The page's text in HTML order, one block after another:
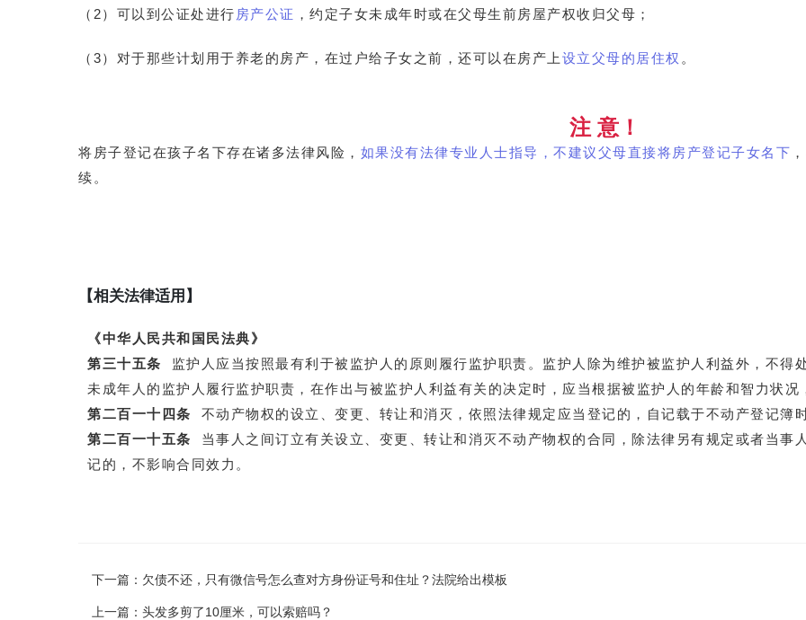
（2）可以到公证处进行 房产公证 ，约定子女未成年时或在父母生前房屋产权收归父母；
（3）对于那些计划用于养老的房产，在过户给子女之前，还可以在房产上 设立父母的居住权 。
注 意！
将房子登记在孩子名下存在诸多法律风险， 如果没有法律专业人士指导，不建议父母直接将房产登记子女名下
续。
【相关法律适用】
《中华人民共和国民法典》
第三十五条 监护人应当按照最有利于被监护人的原则履行监护职责。监护人除为维护被监护人利益外，不得
未成年人的监护人履行监护职责，在作出与被监护人利益有关的决定时，应当根据被监护人的年龄和智力状
第二百一十四条 不动产物权的设立、变更、转让和消灭，依照法律规定应当登记的，自记载于不动产登记簿
第二百一十五条 当事人之间订立有关设立、变更、转让和消灭不动产物权的合同，除法律另有规定或者当事
记的，不影响合同效力。
下一篇： 欠债不还，只有微信号怎么查对方身份证号和住址？法院给出模板
上一篇： 头发多剪了10厘米，可以索赔吗？